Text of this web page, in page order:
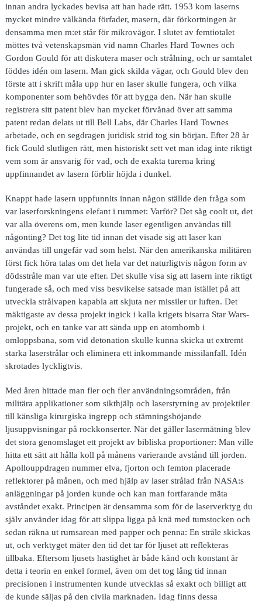
innan andra lyckades bevisa att han hade rätt. 1953 kom laserns
mycket mindre välkända förfader, masern, där förkortningen är
densamma men m:et står för mikrovågor. I slutet av femtiotalet
möttes två vetenskapsmän vid namn Charles Hard Townes och
Gordon Gould för att diskutera maser och strålning, och ur samtalet
föddes idén om lasern. Man gick skilda vägar, och Gould blev den
förste att i skrift måla upp hur en laser skulle fungera, och vilka
komponenter som behövdes för att bygga den. När han skulle
registrera sitt patent blev han mycket förvånad över att samma
patent redan delats ut till Bell Labs, där Charles Hard Townes
arbetade, och en segdragen juridisk strid tog sin början. Efter 28 år
fick Gould slutligen rätt, men historiskt sett vet man idag inte riktigt
vem som är ansvarig för vad, och de exakta turerna kring
uppfinnandet av lasern förblir höjda i dunkel.
Knappt hade lasern uppfunnits innan någon ställde den fråga som
var laserforskningens elefant i rummet: Varför? Det såg coolt ut, det
var alla överens om, men kunde laser egentligen användas till
någonting? Det tog lite tid innan det visade sig att laser kan
användas till ungefär vad som helst. När den amerikanska militären
först fick höra talas om det hela var det naturligtvis någon form av
dödsstråle man var ute efter. Det skulle visa sig att lasern inte riktigt
fungerade så, och med viss besvikelse satsade man istället på att
utveckla strålvapen kapabla att skjuta ner missiler ur luften. Det
mäktigaste av dessa projekt ingick i kalla krigets bisarra Star Wars-
projekt, och en tanke var att sända upp en atombomb i
omloppsbana, som vid detonation skulle kunna skicka ut extremt
starka laserstrålar och eliminera ett inkommande missilanfall. Idén
skrotades lyckligtvis.
Med åren hittade man fler och fler användningsområden, från
militära applikationer som sikthjälp och laserstyrning av projektiler
till känsliga kirurgiska ingrepp och stämningshöjande
ljusuppvisningar på rockkonserter. När det gäller lasermätning blev
det stora genomslaget ett projekt av bibliska proportioner: Man ville
hitta ett sätt att hålla koll på månens varierande avstånd till jorden.
Apollouppdragen nummer elva, fjorton och femton placerade
reflektorer på månen, och med hjälp av laser strålad från NASA:s
anläggningar på jorden kunde och kan man fortfarande mäta
avståndet exakt. Principen är densamma som för de laserverktyg du
själv använder idag för att slippa ligga på knä med tumstocken och
sedan räkna ut rumsarean med papper och penna: En stråle skickas
ut, och verktyget mäter den tid det tar för ljuset att reflekteras
tillbaka. Eftersom ljusets hastighet är både känd och konstant är
detta i teorin en enkel formel, även om det tog lång tid innan
precisionen i instrumenten kunde utvecklas så exakt och billigt att
de kunde säljas på den civila marknaden. Idag finns dessa